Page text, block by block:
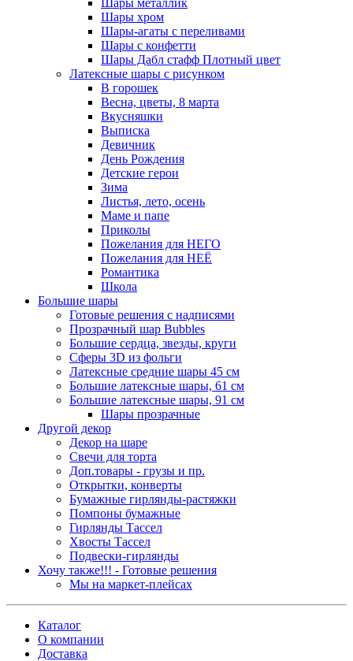
Шары хром
Шары-агаты с переливами
Шары с конфетти
Шары Дабл стафф Плотный цвет
Латексные шары с рисунком
В горошек
Весна, цветы, 8 марта
Вкусняшки
Выписка
Девичник
День Рождения
Детские герои
Зима
Листья, лето, осень
Маме и папе
Приколы
Пожелания для НЕГО
Пожелания для НЕЁ
Романтика
Школа
Большие шары
Готовые решения с надписями
Прозрачный шар Bubbles
Большие сердца, звезды, круги
Сферы 3D из фольги
Латексные средние шары 45 см
Большие латексные шары, 61 см
Большие латексные шары, 91 см
Шары прозрачные
Другой декор
Декор на шаре
Свечи для торта
Доп.товары - грузы и пр.
Открытки, конверты
Бумажные гирлянды-растяжки
Помпоны бумажные
Гирлянды Тассел
Хвосты Тассел
Подвески-гирлянды
Хочу также!!! - Готовые решения
Мы на маркет-плейсах
Каталог
О компании
Доставка